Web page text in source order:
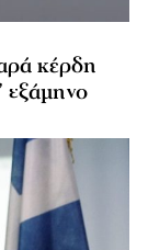
κέρδη
εξάμηνο